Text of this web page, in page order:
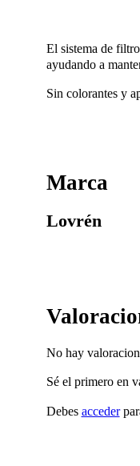
El sistema de
ayudando a
Sin colorantes y
Marca
Lovrén
No hay
Sé el primero en
Debes acceder